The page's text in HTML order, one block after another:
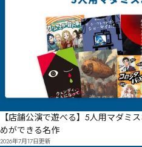
【店舗公演で遊べる】5人用マダミ
めができる名作
2026年7月17日更新